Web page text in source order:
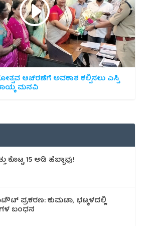
ಆಚರಣೆಗೆ ಅವಕಾಶ ಕಲ್ಪಿಸಲು ಎಸ್ಪಿ
ಮನವಿ
ಕೊಟ್ಟ 15 ಅಡಿ ಹೆಬ್ಬಾವು!
ಪ್ರಕರಣ: ಕುಮಟಾ, ಭಟ್ಕಳದಲ್ಲಿ
ಬಂಧನ